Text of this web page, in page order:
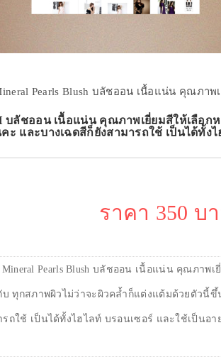
Pearls Blush บลัชออน เนื้อแน่น คุณภาพ
บลัชออน เนื้อแน่น คุณภาพเยี่ยมสีให้เลือก
และบางเฉดสีก็ยังสามารถใช้ เป็นได้ทั้งไ
ราคา 350 บ
Pearls Blush บลัชออน เนื้อแน่น คุณภาพเ
บ ทุกสภาพผิวไม่ว่าจะผิวคล้ำก็แต่งแต้มด้วยตัวนี้ขึ้
ถใช้ เป็นได้ทั้งไฮไลท์ บรอนเซอร์ และใช้เป็นอา